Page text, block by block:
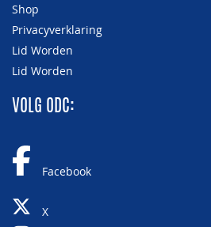
Shop
Privacyverklaring
Lid Worden
Lid Worden
VOLG ODC:
Facebook
X